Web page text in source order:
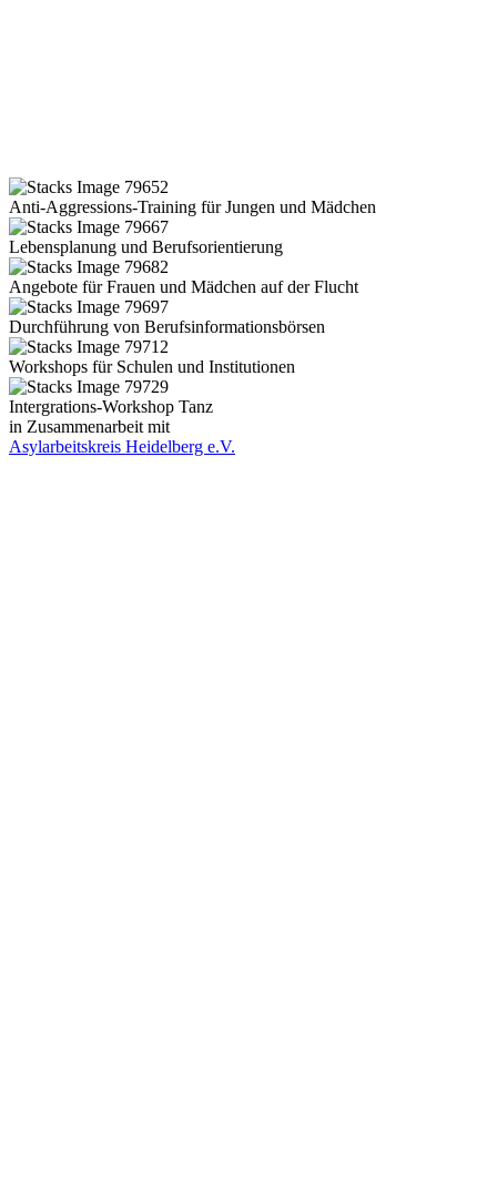
Anti-Aggressions-Training für Jungen und Mädchen
Lebensplanung und Berufsorientierung
Angebote für Frauen und Mädchen auf der Flucht
Durchführung von Berufsinformationsbörsen
Workshops für Schulen und Institutionen
Intergrations-Workshop Tanz
in Zusammenarbeit mit
Asylarbeitskreis Heidelberg e.V.